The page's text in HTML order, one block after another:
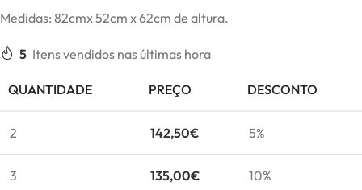
Medidas: 82cmx 52cm x 62cm de altura.
5 Itens vendidos nas últimas hora
QUANTIDADE PREÇO DESCONTO
2 142,50€ 5%
3 135,00€ 10%